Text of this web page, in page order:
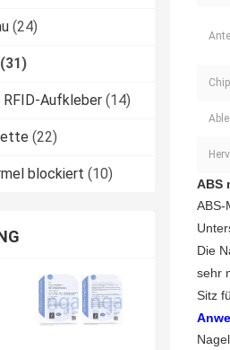
(24)
(31)
RFID-Aufkleber (14)
(22)
blockiert (10)
ABS
ABS-
Die
sehr
Sitz